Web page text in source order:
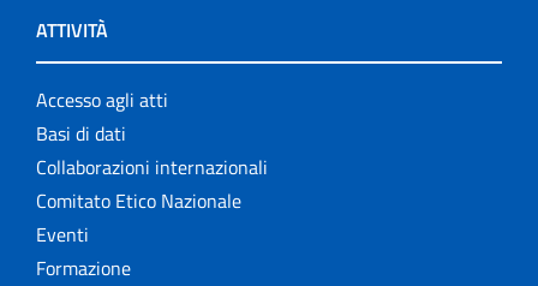
ATTIVITÀ
Accesso agli atti
Basi di dati
Collaborazioni internazionali
Comitato Etico Nazionale
Eventi
Formazione